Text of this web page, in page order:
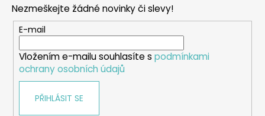
Nezmeškejte žádné novinky či slevy!
E-mail
Vložením e-mailu souhlasíte s podmínkami
ochrany osobních údajů
PŘIHLÁSIT SE